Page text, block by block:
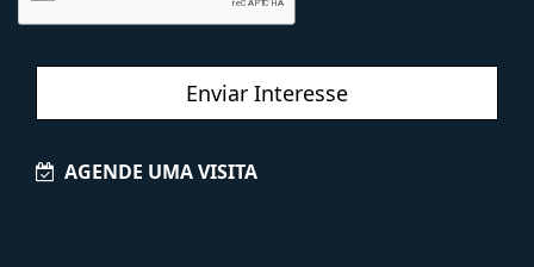
Enviar Interesse
AGENDE UMA VISITA